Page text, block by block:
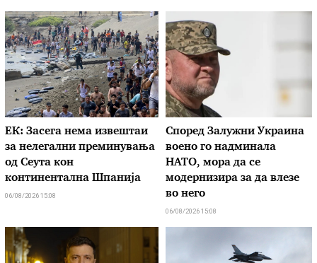
ЕК: Засега нема извештаи
за нелегални преминувања
од Сеута кон
континентална Шпанија
06/08/2026 15:08
Според Залужни Украина
воено го надминала
НАТО, мора да се
модернизира за да влезе
во него
06/08/2026 15:08